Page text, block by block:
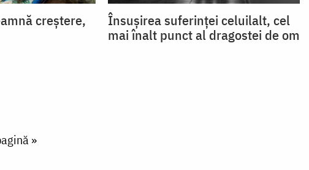
creștere,
Însușirea suferinței celuilalt, cel
mai înalt punct al dragostei de om
»